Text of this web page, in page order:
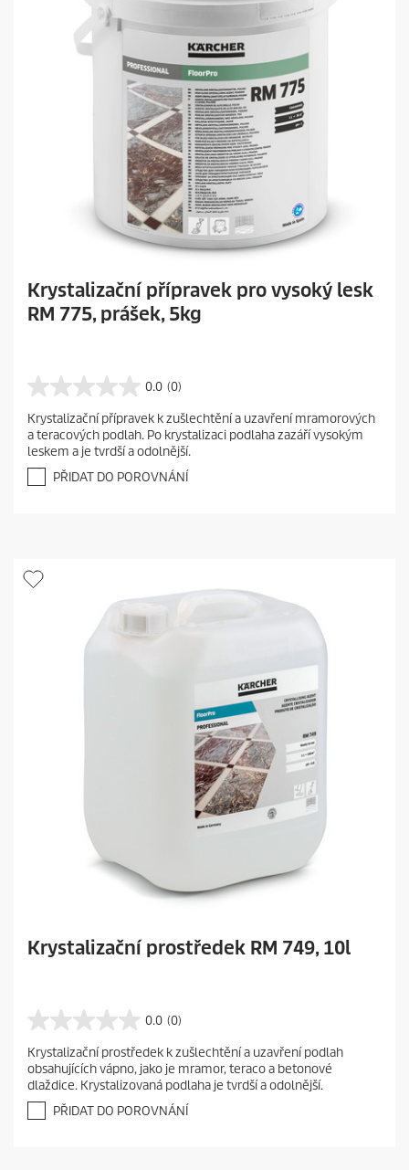
Krystalizační přípravek pro vysoký lesk
RM 775, prášek, 5kg
0.0 (0)
0
.
0
z
5
č
e
Krystalizační přípravek k zušlechtění a uzavření mramorových
a teracových podlah. Po krystalizaci podlaha zazáří vysokým
leskem a je tvrdší a odolnější.
PŘIDAT DO POROVNÁNÍ
Krystalizační prostředek RM 749, 10l
0.0 (0)
0
.
0
z
5
Krystalizační prostředek k zušlechtění a uzavření podlah
obsahujících vápno, jako je mramor, teraco a betonové
dlaždice. Krystalizovaná podlaha je tvrdší a odolnější.
PŘIDAT DO POROVNÁNÍ